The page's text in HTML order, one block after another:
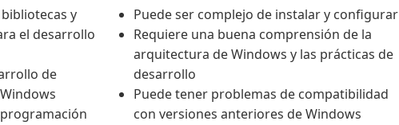
y
el desarrollo
de
Puede ser complejo de instalar y configurar
Requiere una buena comprensión de la
arquitectura de Windows y las prácticas de
desarrollo
Puede tener problemas de compatibilidad
con versiones anteriores de Windows